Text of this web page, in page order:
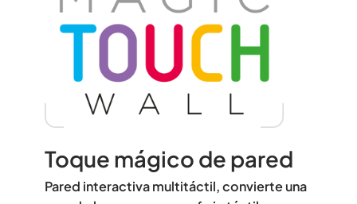
Toque mágico de pared
Pared interactiva multitáctil, convierte una